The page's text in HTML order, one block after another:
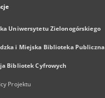
Uniwersytetu Zielonogórskiego
i Miejska Biblioteka Publiczna
Bibliotek Cyfrowych
Projektu